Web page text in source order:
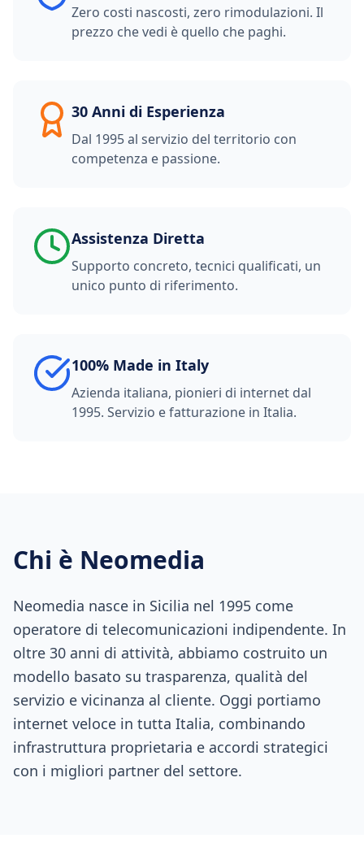
Zero costi nascosti, zero rimodulazioni. Il
prezzo che vedi è quello che paghi.
30 Anni di Esperienza
Dal 1995 al servizio del territorio con
competenza e passione.
Assistenza Diretta
Supporto concreto, tecnici qualificati, un
unico punto di riferimento.
100% Made in Italy
Azienda italiana, pionieri di internet dal
1995. Servizio e fatturazione in Italia.
Chi è Neomedia
Neomedia nasce in Sicilia nel 1995 come
operatore di telecomunicazioni indipendente. In
oltre 30 anni di attività, abbiamo costruito un
modello basato su trasparenza, qualità del
servizio e vicinanza al cliente. Oggi portiamo
internet veloce in tutta Italia, combinando
infrastruttura proprietaria e accordi strategici
con i migliori partner del settore.